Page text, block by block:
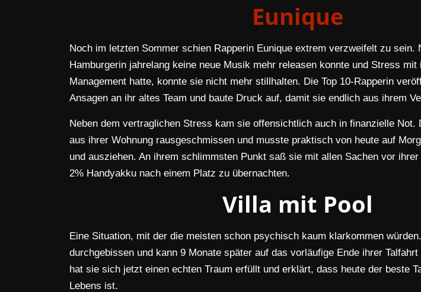
Eunique
Noch im letzten Sommer schien Rapperin Eunique extrem verzweifelt zu sein.
Hamburgerin jahrelang keine neue Musik mehr releasen konnte und Stress mit
Management hatte, konnte sie nicht mehr stillhalten. Die Top 10-Rapperin
Ansagen an ihr altes Team und baute Druck auf, damit sie endlich aus ihrem
Neben dem vertraglichen Stress kam sie offensichtlich auch in finanzielle Not.
aus ihrer Wohnung rausgeschmissen und musste praktisch von heute auf
und ausziehen. An ihrem schlimmsten Punkt saß sie mit allen Sachen vor
2% Handyakku nach einem Platz zu übernachten.
Villa mit Pool
Eine Situation, mit der die meisten schon psychisch kaum klarkommen
durchgebissen und kann 9 Monate später auf das vorläufige Ende ihrer
hat sie sich jetzt einen echten Traum erfüllt und erklärt, dass heute der beste
Lebens ist.